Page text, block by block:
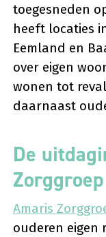
toegesneden
heeft locaties
Eemland en
over eigen
wonen tot
daarnaast
De
Zorggroep
Amaris
ouderen eigen